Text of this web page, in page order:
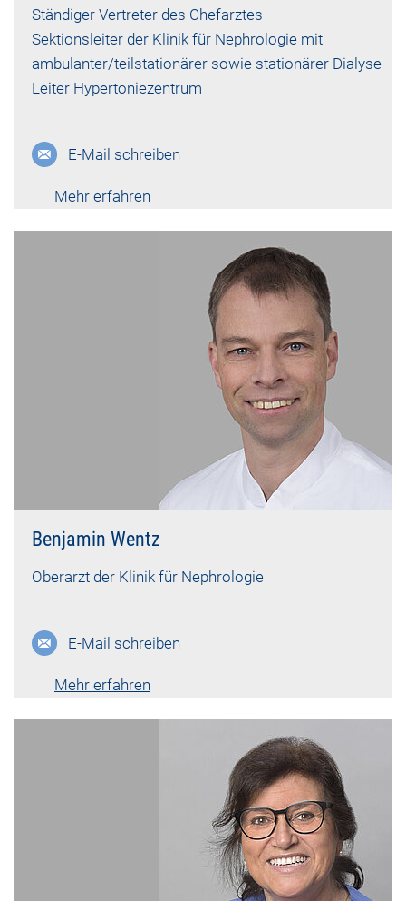
Ständiger Vertreter des Chefarztes
Sektionsleiter der Klinik für Nephrologie mit
ambulanter/teilstationärer sowie stationärer Dialyse
Leiter Hypertoniezentrum
E-Mail schreiben
Mehr erfahren
Lebenslauf vk-1170
Benjamin Wentz
Oberarzt der Klinik für Nephrologie
E-Mail schreiben
Mehr erfahren
Lebenslauf vk-1196